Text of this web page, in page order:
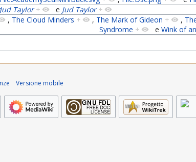
Jud Taylor + e Jud Taylor +
, The Cloud Minders + , The Mark of Gideon + ,
Syndrome + e Wink of
Versione mobile